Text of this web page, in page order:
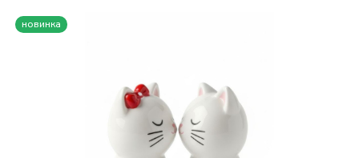
новинка